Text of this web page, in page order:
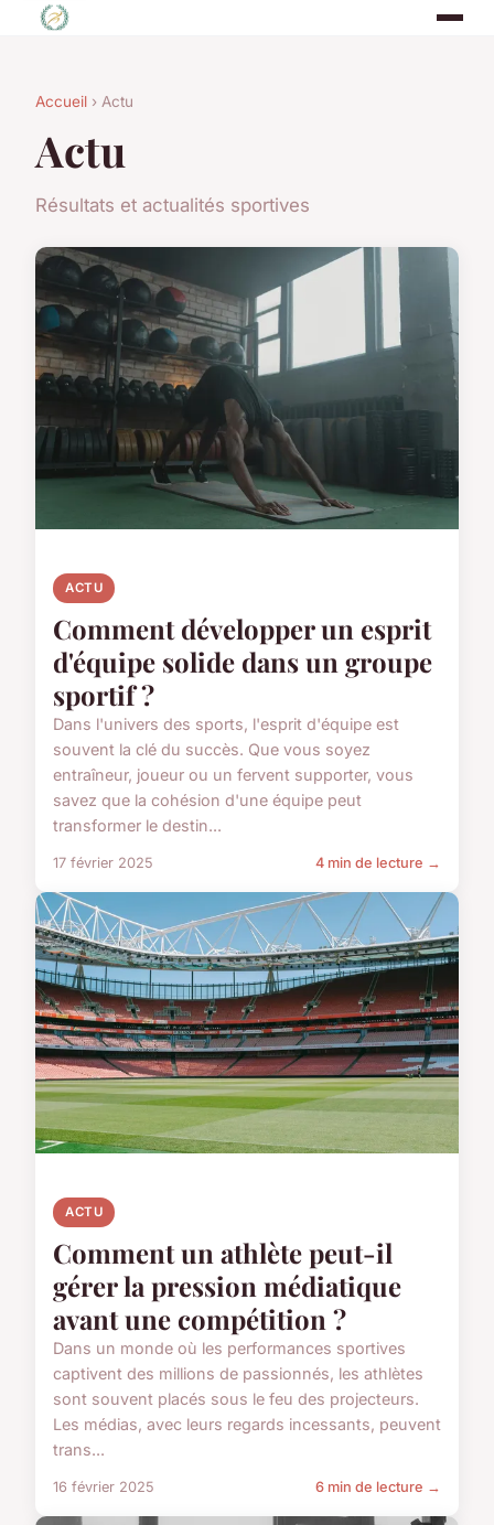
Accueil › Actu
Actu
Résultats et actualités sportives
ACTU
Comment développer un esprit
d'équipe solide dans un groupe
sportif ?
Dans l'univers des sports, l'esprit d'équipe est
souvent la clé du succès. Que vous soyez
entraîneur, joueur ou un fervent supporter, vous
savez que la cohésion d'une équipe peut
transformer le destin...
17 février 2025 4 min de lecture →
ACTU
Comment un athlète peut-il
gérer la pression médiatique
avant une compétition ?
Dans un monde où les performances sportives
captivent des millions de passionnés, les athlètes
sont souvent placés sous le feu des projecteurs.
Les médias, avec leurs regards incessants, peuvent
trans...
16 février 2025 6 min de lecture →